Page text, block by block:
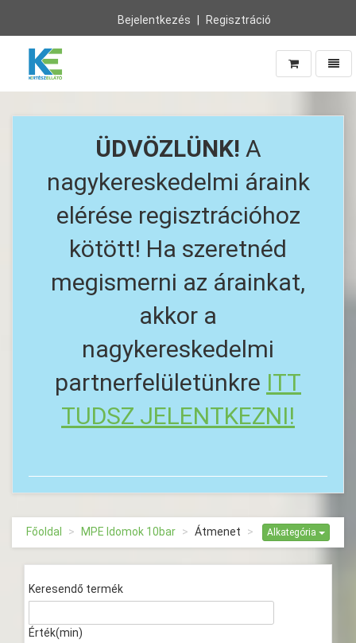
Bejelentkezés Regisztráció
Vissza
ÜDVÖZLÜNK! A
nagykereskedelmi áraink
elérése regisztrációhoz
kötött! Ha szeretnéd
megismerni az árainkat,
akkor a
nagykereskedelmi
partnerfelületünkre ITT
TUDSZ JELENTKEZNI!
Főoldal MPE Idomok 10bar Átmenet Alkategória
Keresendő termék
Érték(min)